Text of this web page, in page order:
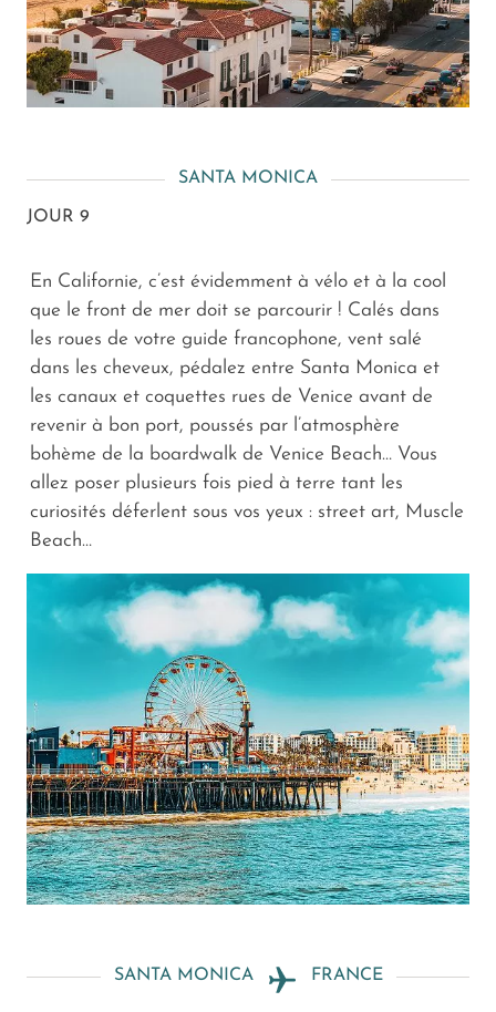
SANTA MONICA
JOUR 9
En Californie, c’est évidemment à vélo et à la cool
que le front de mer doit se parcourir ! Calés dans
les roues de votre guide francophone, vent salé
dans les cheveux, pédalez entre Santa Monica et
les canaux et coquettes rues de Venice avant de
revenir à bon port, poussés par l’atmosphère
bohème de la boardwalk de Venice Beach… Vous
allez poser plusieurs fois pied à terre tant les
curiosités déferlent sous vos yeux : street art, Muscle
Beach…
SANTA MONICA FRANCE